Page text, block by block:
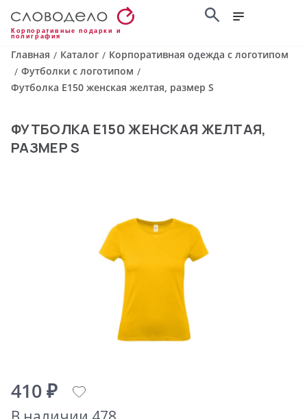
Корпоративные подарки и
полиграфия
Главная / Каталог / Корпоративная одежда с логотипом
/ Футболки с логотипом /
Футболка E150 женская желтая, размер S
ФУТБОЛКА E150 ЖЕНСКАЯ ЖЕЛТАЯ,
РАЗМЕР S
410 ₽